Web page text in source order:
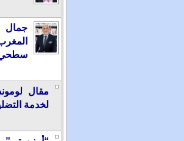
جمال
مقال
لخدمة